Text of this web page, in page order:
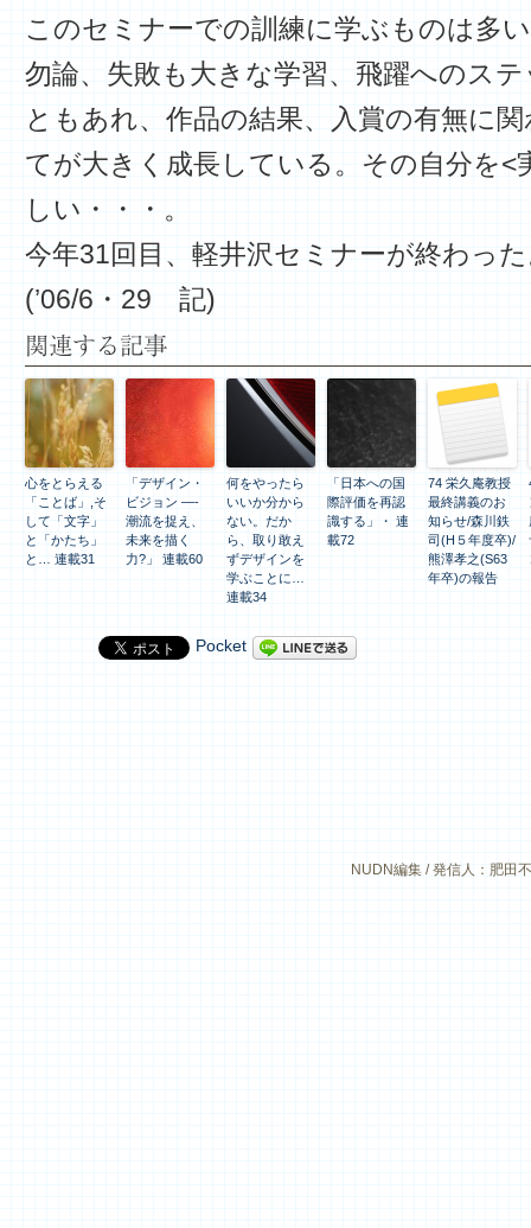
このセミナーでの訓練に学ぶものは多
勿論、失敗も大きな学習、飛躍へのス
ともあれ、作品の結果、入賞の有無に
てが大きく成長している。その自分を<
しい・・・。
今年31回目、軽井沢セミナーが終わっ
(’06/6・29 記)
関連する記事
心をとらえる
「ことば」,そ
して「文字」
と「かたち」
と… 連載31
「デザイン・
ビジョン —-
潮流を捉え、
未来を描く
力?」 連載60
何をやったら
いいか分から
ない。だか
ら、取り敢え
ずデザインを
学ぶことに…
連載34
「日本への国
際評価を再認
識する」・ 連
載72
74 栄久庵教授
最終講義のお
知らせ/森川鉄
司(H５年度卒)/
熊澤孝之(S63
年卒)の報告
Pocket
NUDN編集 / 発信人：肥田